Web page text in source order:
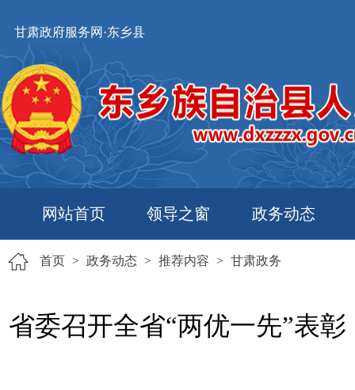
甘肃政府服务网·东乡县
网站首页 领导之窗 政务动态
首页 > 政务动态 > 推荐内容 > 甘肃政务
省委召开全省“两优一先”表彰